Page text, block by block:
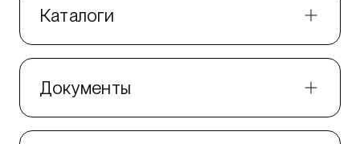
Каталоги
Документы